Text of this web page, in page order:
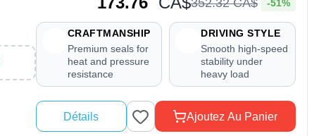
-51%
CRAFTMANSHIP
Premium seals for
heat and pressure
resistance
DRIVING STYLE
Smooth high-speed
stability under
heavy load
Détails Ajoutez Au Panier